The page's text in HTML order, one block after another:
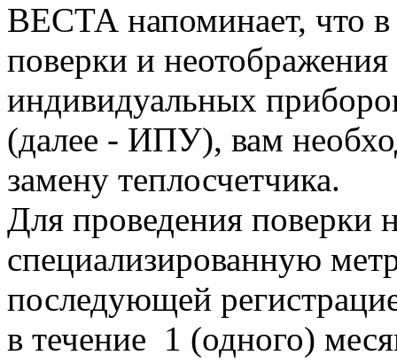
ВЕСТА напоминает, что в
поверки и
индивидуальных
(далее - ИПУ), вам
замену теплосчетчика.
Для проведения поверки
специализированную
последующей
в течение 1 (одного)